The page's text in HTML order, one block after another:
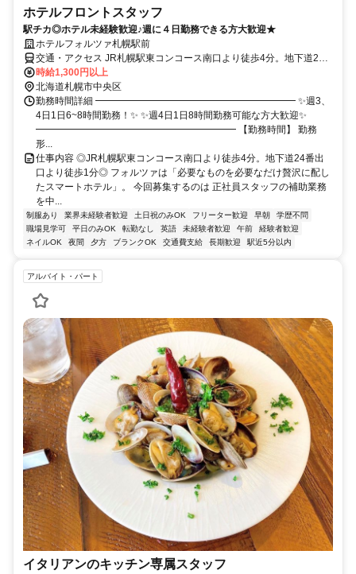
ホテルフロントスタッフ
駅チカ◎ホテル未経験歓迎♪週に４日勤務できる方大歓迎★
ホテルフォルツァ札幌駅前
交通・アクセス JR札幌駅東コンコース南口より徒歩4分。地下道24
番出口より徒歩1分
時給1,300円以上
北海道札幌市中央区
勤務時間詳細 ━━━━━━━━━━━━━━━━━━━━━ ✨週3、
4日1日6~8時間勤務！✨ ✨週4日1日8時間勤務可能な方大歓迎✨
━━━━━━━━━━━━━━━━━━━━━ 【勤務時間】 勤務
形...
仕事内容 ◎JR札幌駅東コンコース南口より徒歩4分。地下道24番出
口より徒歩1分◎ フォルツァは「必要なものを必要なだけ贅沢に配し
たスマートホテル」。 今回募集するのは 正社員スタッフの補助業務
を中...
制服あり 業界未経験者歓迎 土日祝のみOK フリーター歓迎 早朝
学歴不問
職場見学可
平日のみOK 転勤なし 英語 未経験者歓迎 午前
経験者歓迎
ネイルOK
夜間 夕方 ブランクOK 交通費支給 長期歓迎 駅近5分以内
アルバイト・パート
イタリアンのキッチン専属スタッフ